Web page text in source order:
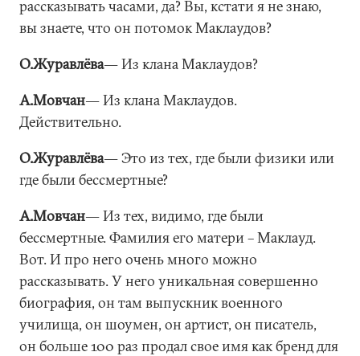
рассказывать часами, да? Вы, кстати я не знаю,
вы знаете, что он потомок Маклаудов?
О.Журавлёва― Из клана Маклаудов?
А.Мовчан― Из клана Маклаудов.
Действительно.
О.Журавлёва― Это из тех, где были физики или
где были бессмертные?
А.Мовчан― Из тех, видимо, где были
бессмертные. Фамилия его матери – Маклауд.
Вот. И про него очень много можно
рассказывать. У него уникальная совершенно
биография, он там выпускник военного
училища, он шоумен, он артист, он писатель,
он больше 100 раз продал свое имя как бренд для